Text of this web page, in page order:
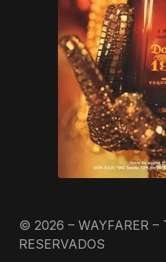
© 2026 – WAYFARER –
RESERVADOS